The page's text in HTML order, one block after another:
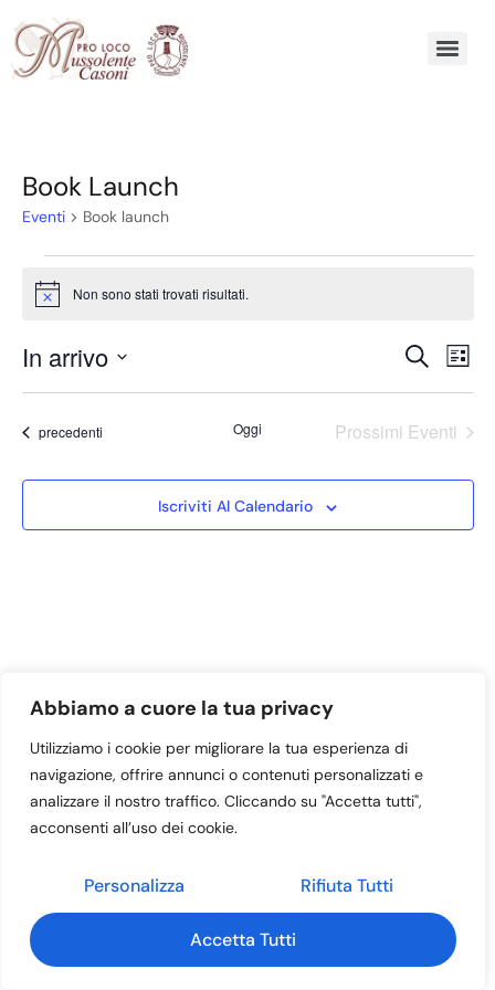
Abbiamo a cuore la tua privacy
Utilizziamo i cookie per migliorare la tua esperienza di
navigazione, offrire annunci o contenuti personalizzati e
analizzare il nostro traffico. Cliccando su "Accetta tutti",
acconsenti all’uso dei cookie.
Personalizza Rifiuta Tutti
Accetta Tutti
Book Launch
Eventi Book launch
Notice Non sono stati trovati risultati.
Eventi
Ricerca
e
CercaLista
In arrivo
Seleziona
data.
Eventi
precedenti Oggi Prossimi Eventi
Iscriviti Al Calendario
Home – NON ELIMINARE
Contatti
Gruppo Marciatori